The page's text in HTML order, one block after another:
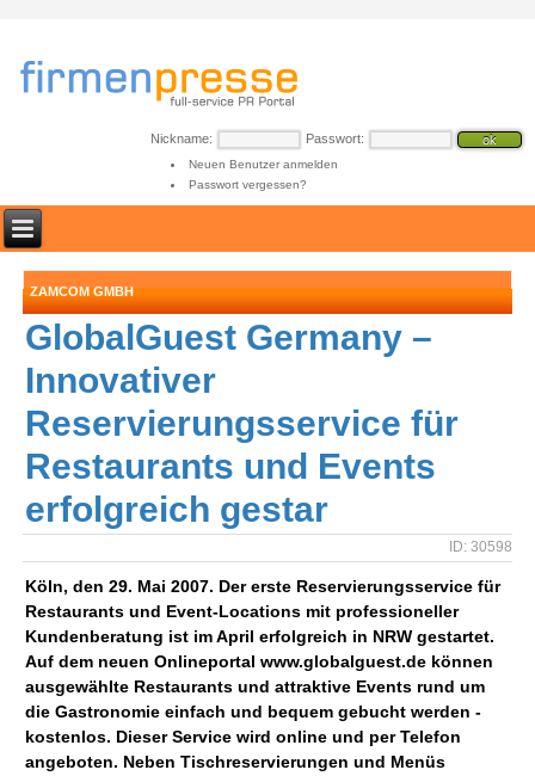
Nickname: Passwort:
Neuen Benutzer anmelden
Passwort vergessen?
ZAMCOM GMBH
GlobalGuest Germany –
Innovativer
Reservierungsservice für
Restaurants und Events
erfolgreich gestar
ID: 30598
Köln, den 29. Mai 2007. Der erste Reservierungsservice für
Restaurants und Event-Locations mit professioneller
Kundenberatung ist im April erfolgreich in NRW gestartet.
Auf dem neuen Onlineportal www.globalguest.de können
ausgewählte Restaurants und attraktive Events rund um
die Gastronomie einfach und bequem gebucht werden -
kostenlos. Dieser Service wird online und per Telefon
angeboten. Neben Tischreservierungen und Menüs